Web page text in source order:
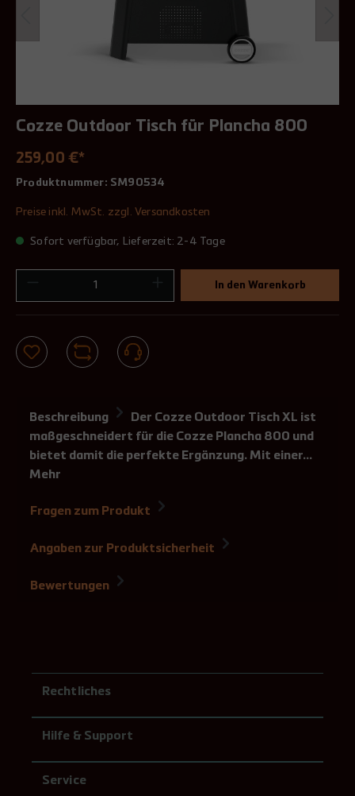
Cozze Outdoor Tisch für Plancha 800
259,00 €*
Produktnummer: SM90534
Preise inkl. MwSt. zzgl. Versandkosten
Sofort verfügbar, Lieferzeit: 2-4 Tage
In den Warenkorb
Beschreibung
Der Cozze Outdoor Tisch XL ist
maßgeschneidert für die Cozze Plancha 800 und
bietet damit die perfekte Ergänzung. Mit einer…
Mehr
Fragen zum Produkt
Angaben zur Produktsicherheit
Bewertungen
Rechtliches
Hilfe & Support
Service